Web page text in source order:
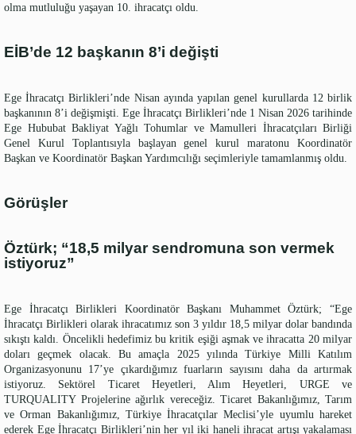
olma mutluluğu yaşayan 10. ihracatçı oldu.
EİB’de 12 başkanın 8’i değişti
Ege İhracatçı Birlikleri’nde Nisan ayında yapılan genel kurullarda 12 birlik
başkanının 8’i değişmişti. Ege İhracatçı Birlikleri’nde 1 Nisan 2026 tarihinde
Ege Hububat Bakliyat Yağlı Tohumlar ve Mamulleri İhracatçıları Birliği
Genel Kurul Toplantısıyla başlayan genel kurul maratonu Koordinatör
Başkan ve Koordinatör Başkan Yardımcılığı seçimleriyle tamamlanmış oldu.
Görüşler
Öztürk; “18,5 milyar sendromuna son vermek
istiyoruz”
Ege İhracatçı Birlikleri Koordinatör Başkanı Muhammet Öztürk; “Ege
İhracatçı Birlikleri olarak ihracatımız son 3 yıldır 18,5 milyar dolar bandında
sıkıştı kaldı. Öncelikli hedefimiz bu kritik eşiği aşmak ve ihracatta 20 milyar
doları geçmek olacak. Bu amaçla 2025 yılında Türkiye Milli Katılım
Organizasyonunu 17’ye çıkardığımız fuarların sayısını daha da artırmak
istiyoruz. Sektörel Ticaret Heyetleri, Alım Heyetleri, URGE ve
TURQUALITY Projelerine ağırlık vereceğiz. Ticaret Bakanlığımız, Tarım
ve Orman Bakanlığımız, Türkiye İhracatçılar Meclisi’yle uyumlu hareket
ederek Ege İhracatçı Birlikleri’nin her yıl iki haneli ihracat artışı yakalaması